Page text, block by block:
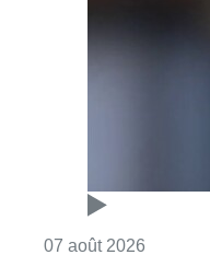
07 août 2026